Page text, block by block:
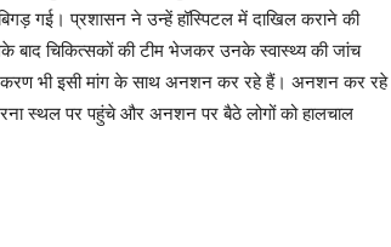
गई। प्रशासन ने उन्हें हॉस्पिटल में दाखिल कराने की
चिकित्सकों की टीम भेजकर उनके स्वास्थ्य की जांच
करण भी इसी मांग के साथ अनशन कर रहे हैं। अनशन कर रहे
स्थल पर पहुंचे और अनशन पर बैठे लोगों को हालचाल